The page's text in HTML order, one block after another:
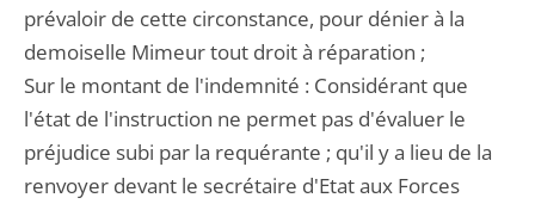
prévaloir de cette circonstance, pour dénier à la
demoiselle Mimeur tout droit à réparation ;
Sur le montant de l'indemnité : Considérant que
l'état de l'instruction ne permet pas d'évaluer le
préjudice subi par la requérante ; qu'il y a lieu de la
renvoyer devant le secrétaire d'Etat aux Forces